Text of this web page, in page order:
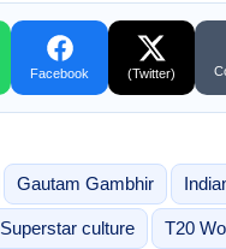
Facebook (Twitter)
Gautam Gambhir
Superstar culture T20